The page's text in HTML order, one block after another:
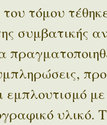
τόμου
συμβατικής